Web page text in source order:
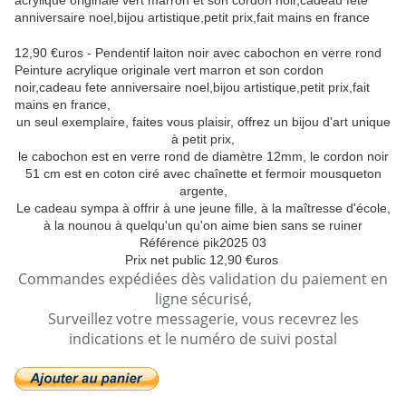
12,90 €uros - Pendentif laiton noir avec cabochon en verre rond
Peinture acrylique originale vert marron et son cordon
noir,cadeau fete anniversaire noel,bijou artistique,petit prix,fait
mains en france,
un seul exemplaire, faites vous plaisir, offrez un bijou d'art unique
à petit prix,
le cabochon est en verre rond de diamètre 12mm, le cordon noir
51 cm est en coton ciré avec chaînette et fermoir mousqueton
argente,
Le cadeau sympa à offrir à une jeune fille, à la maîtresse d'école,
à la nounou à quelqu'un qu'on aime bien sans se ruiner
Référence pik2025 03
Prix net public 12,90 €uros
Commandes expédiées dès validation du paiement en
ligne sécurisé,
Surveillez votre messagerie, vous recevrez les
indications et le numéro de suivi postal